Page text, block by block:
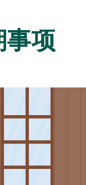
事项